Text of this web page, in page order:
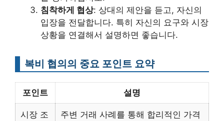
침착하게 협상: 상대의 제안을 듣고, 자신의
입장을 전달합니다. 특히 자신의 요구와 시장
상황을 연결해서 설명하면 좋습니다.
복비 협의의 중요 포인트 요약
포인트 설명
시장 조
주변 거래 사례를 통해 합리적인 가격